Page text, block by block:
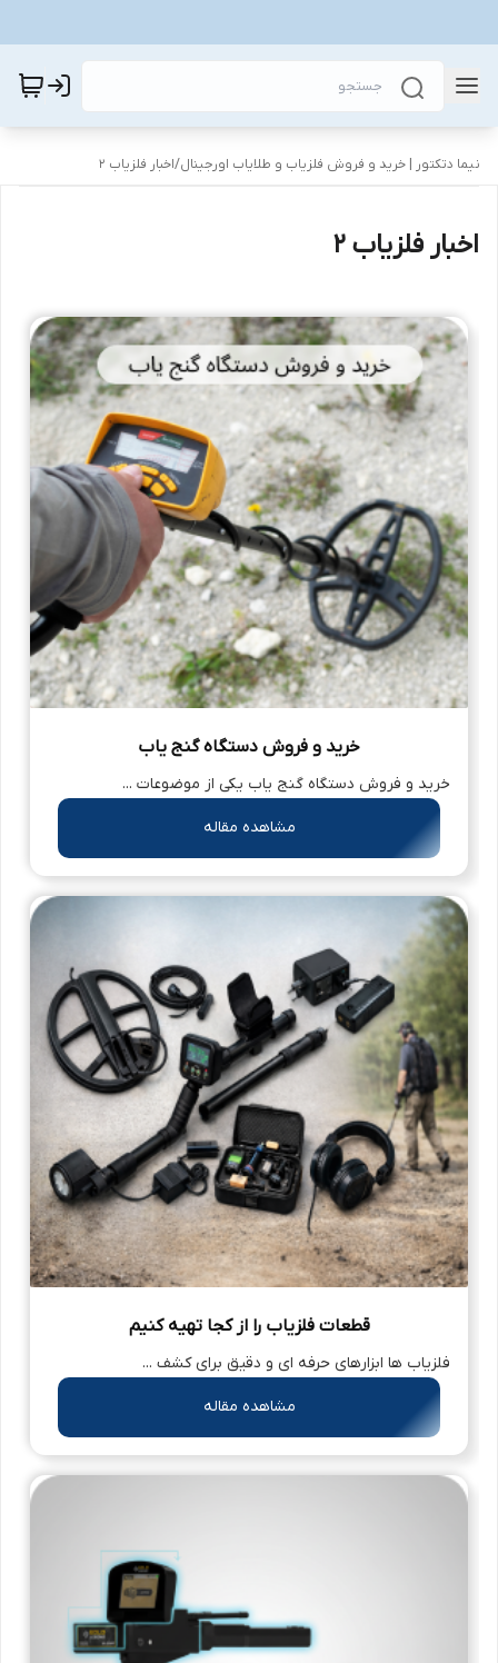
نیما دتکتور | خرید و فروش فلزیاب و طلایاب اورجینال/اخبار فلزیاب 2
اخبار فلزیاب 2
خرید و فروش دستگاه گنج یاب
خرید و فروش دستگاه گنج یاب یکی از موضوعات ...
مشاهده مقاله
قطعات فلزیاب را از کجا تهیه کنیم
فلزیاب ها ابزارهای حرفه ای و دقیق برای کشف ...
مشاهده مقاله